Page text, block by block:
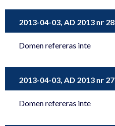
2013-04-03, AD 2013 nr 28
Domen refereras inte
2013-04-03, AD 2013 nr 27
Domen refereras inte